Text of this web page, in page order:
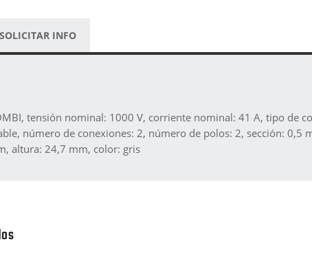
SOLICITAR INFO
tensión nominal: 1000 V, corriente nominal: 41 A, tipo de
número de conexiones: 2, número de polos: 2, sección: 0,5
altura: 24,7 mm, color: gris